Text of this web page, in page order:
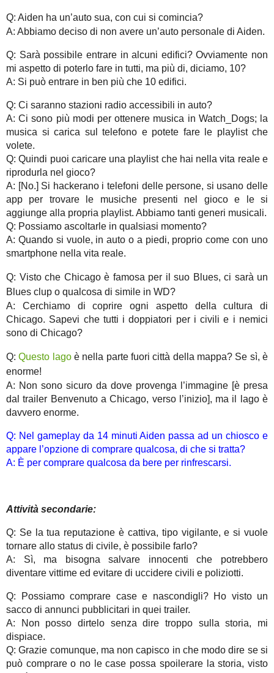
Q: Aiden ha un’auto sua, con cui si comincia?
A: Abbiamo deciso di non avere un’auto personale di Aiden.
Q: Sarà possibile entrare in alcuni edifici? Ovviamente non
mi aspetto di poterlo fare in tutti, ma più di, diciamo, 10?
A: Si può entrare in ben più che 10 edifici.
Q: Ci saranno stazioni radio accessibili in auto?
A: Ci sono più modi per ottenere musica in Watch_Dogs; la
musica si carica sul telefono e potete fare le playlist che
volete.
Q: Quindi puoi caricare una playlist che hai nella vita reale e
riprodurla nel gioco?
A: [No.] Si hackerano i telefoni delle persone, si usano delle
app per trovare le musiche presenti nel gioco e le si
aggiunge alla propria playlist. Abbiamo tanti generi musicali.
Q: Possiamo ascoltarle in qualsiasi momento?
A: Quando si vuole, in auto o a piedi, proprio come con uno
smartphone nella vita reale.
Q: Visto che Chicago è famosa per il suo Blues, ci sarà un
Blues clup o qualcosa di simile in WD?
A: Cerchiamo di coprire ogni aspetto della cultura di
Chicago. Sapevi che tutti i doppiatori per i civili e i nemici
sono di Chicago?
Q:Questo lagoè nella parte fuori città della mappa? Se sì, è
enorme!
A: Non sono sicuro da dove provenga l’immagine [è presa
dal trailer Benvenuto a Chicago, verso l’inizio], ma il lago è
davvero enorme.
Q: Nel gameplay da 14 minuti Aiden passa ad un chiosco e
appare l’opzione di comprare qualcosa, di che si tratta?
A: È per comprare qualcosa da bere per rinfrescarsi.
Attività secondarie:
Q: Se la tua reputazione è cattiva, tipo vigilante, e si vuole
tornare allo status di civile, è possibile farlo?
A: Sì, ma bisogna salvare innocenti che potrebbero
diventare vittime ed evitare di uccidere civili e poliziotti.
Q: Possiamo comprare case e nascondigli? Ho visto un
sacco di annunci pubblicitari in quei trailer.
A: Non posso dirtelo senza dire troppo sulla storia, mi
dispiace.
Q: Grazie comunque, ma non capisco in che modo dire se si
può comprare o no le case possa spoilerare la storia, visto